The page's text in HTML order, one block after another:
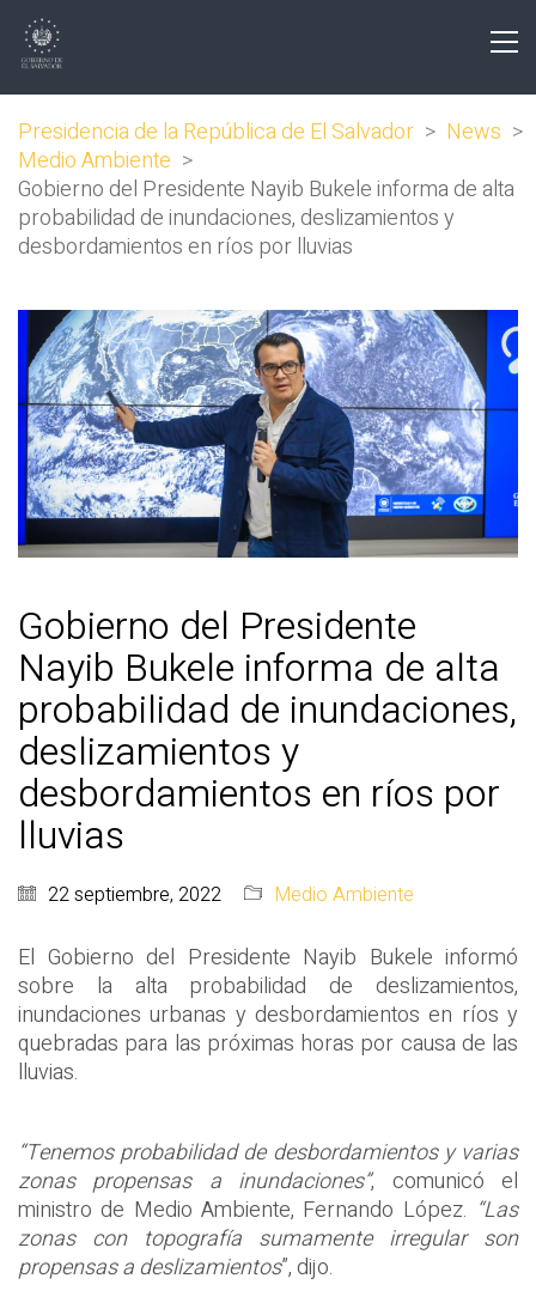
Presidencia de la República de El Salvador > News >
Medio Ambiente >
Gobierno del Presidente Nayib Bukele informa de alta
probabilidad de inundaciones, deslizamientos y
desbordamientos en ríos por lluvias
Gobierno del Presidente
Nayib Bukele informa de alta
probabilidad de inundaciones,
deslizamientos y
desbordamientos en ríos por
lluvias
22 septiembre, 2022 Medio Ambiente
El Gobierno del Presidente Nayib Bukele informó
sobre la alta probabilidad de deslizamientos,
inundaciones urbanas y desbordamientos en ríos y
quebradas para las próximas horas por causa de las
lluvias.
“Tenemos probabilidad de desbordamientos y varias
zonas propensas a inundaciones”, comunicó el
ministro de Medio Ambiente, Fernando López. “Las
zonas con topografía sumamente irregular son
propensas a deslizamientos”, dijo.